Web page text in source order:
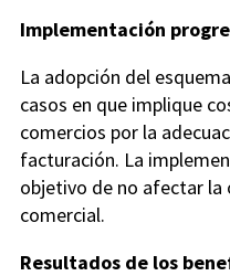
Implementación
La adopción del
casos en que implique
comercios por la
facturación. La
objetivo de no afectar
comercial.
Resultados de los